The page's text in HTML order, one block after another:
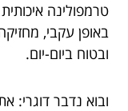
טרמפולינה
באופן עקבי,
ובטוח ביום-יום.
ובוא נדבר דוגרי: